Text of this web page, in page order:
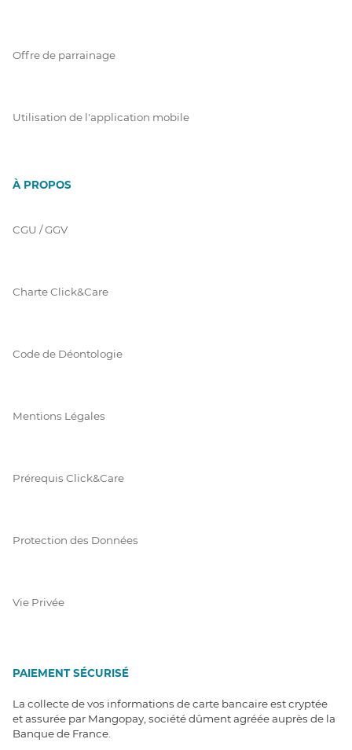
Offre de parrainage
Utilisation de l'application mobile
À PROPOS
CGU / GGV
Charte Click&Care
Code de Déontologie
Mentions Légales
Prérequis Click&Care
Protection des Données
Vie Privée
PAIEMENT SÉCURISÉ
La collecte de vos informations de carte bancaire est cryptée
et assurée par Mangopay, société dûment agréée auprès de la
Banque de France.